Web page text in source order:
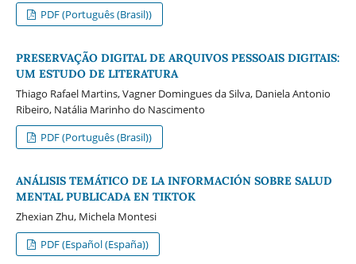
PDF (Português (Brasil))
PRESERVAÇÃO DIGITAL DE ARQUIVOS PESSOAIS DIGITAIS:
UM ESTUDO DE LITERATURA
Thiago Rafael Martins, Vagner Domingues da Silva, Daniela Antonio
Ribeiro, Natália Marinho do Nascimento
PDF (Português (Brasil))
ANÁLISIS TEMÁTICO DE LA INFORMACIÓN SOBRE SALUD
MENTAL PUBLICADA EN TIKTOK
Zhexian Zhu, Michela Montesi
PDF (Español (España))